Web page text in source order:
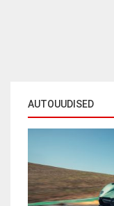
AUTOUUDISED